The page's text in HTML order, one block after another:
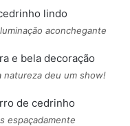
aconchegante
natureza deu um show!
espaçadamente